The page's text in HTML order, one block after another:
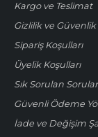
Kargo ve Teslimat
Gizlilik ve Güvenlik
Sipariş Koşulları
Üyelik Koşulları
Sık Sorulan Sorular
Güvenli Ödeme
İade ve Değişim